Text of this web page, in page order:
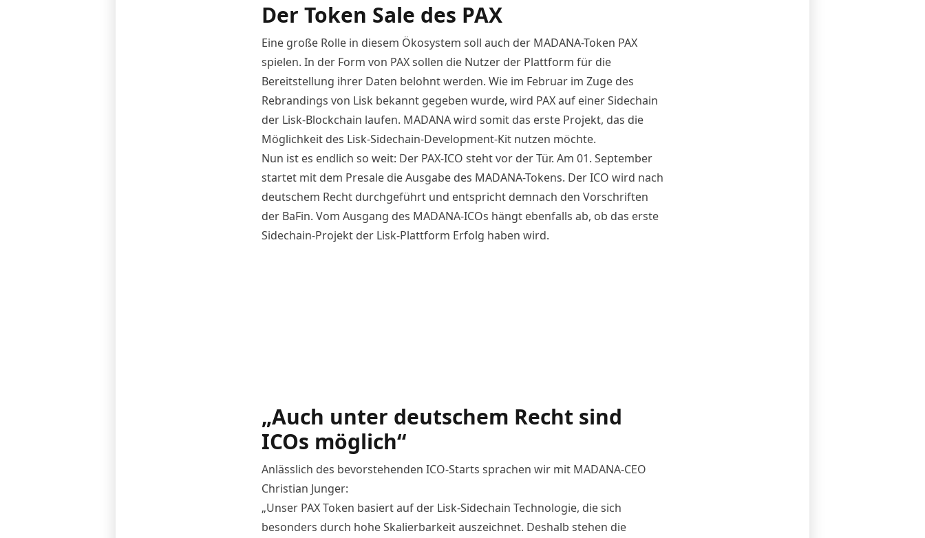
Der Token Sale des PAX
Eine große Rolle in diesem Ökosystem soll auch der MADANA-Token PAX
spielen. In der Form von PAX sollen die Nutzer der Plattform für die
Bereitstellung ihrer Daten belohnt werden. Wie im Februar im Zuge des
Rebrandings von Lisk bekannt gegeben wurde, wird PAX auf einer Sidechain
der Lisk-Blockchain laufen. MADANA wird somit das erste Projekt, das die
Möglichkeit des Lisk-Sidechain-Development-Kit nutzen möchte.
Nun ist es endlich so weit: Der PAX-ICO steht vor der Tür. Am 01. September
startet mit dem Presale die Ausgabe des MADANA-Tokens. Der ICO wird nach
deutschem Recht durchgeführt und entspricht demnach den Vorschriften
der BaFin. Vom Ausgang des MADANA-ICOs hängt ebenfalls ab, ob das erste
Sidechain-Projekt der Lisk-Plattform Erfolg haben wird.
„Auch unter deutschem Recht sind
ICOs möglich“
Anlässlich des bevorstehenden ICO-Starts sprachen wir mit MADANA-CEO
Christian Junger:
„Unser PAX Token basiert auf der Lisk-Sidechain Technologie, die sich
besonders durch hohe Skalierbarkeit auszeichnet. Deshalb stehen die